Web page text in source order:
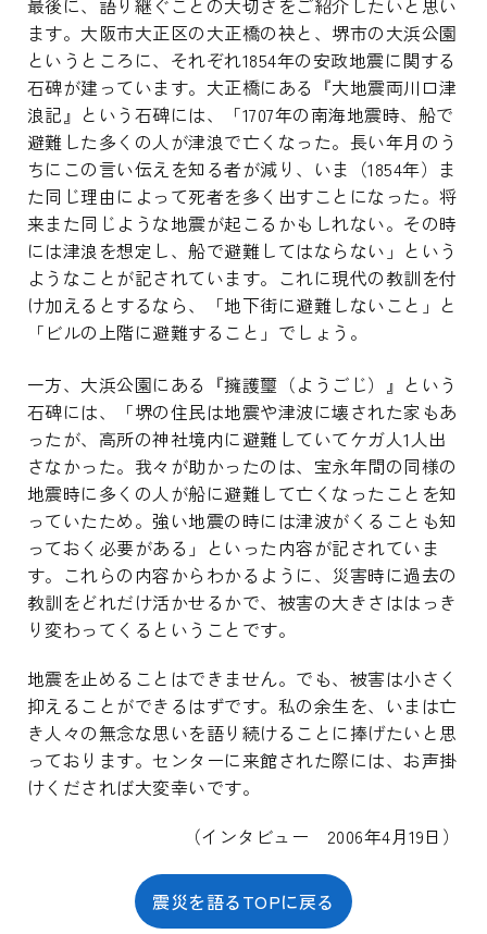
最後に、語り継ぐことの大切さをご紹介したいと思い
ます。大阪市大正区の大正橋の袂と、堺市の大浜公園
というところに、それぞれ1854年の安政地震に関する
石碑が建っています。大正橋にある『大地震両川口津
浪記』という石碑には、「1707年の南海地震時、船で
避難した多くの人が津浪で亡くなった。長い年月のう
ちにこの言い伝えを知る者が減り、いま（1854年）ま
た同じ理由によって死者を多く出すことになった。将
来また同じような地震が起こるかもしれない。その時
には津浪を想定し、船で避難してはならない」という
ようなことが記されています。これに現代の教訓を付
け加えるとするなら、「地下街に避難しないこと」と
「ビルの上階に避難すること」でしょう。
一方、大浜公園にある『擁護璽（ようごじ）』という
石碑には、「堺の住民は地震や津波に壊された家もあ
ったが、高所の神社境内に避難していてケガ人1人出
さなかった。我々が助かったのは、宝永年間の同様の
地震時に多くの人が船に避難して亡くなったことを知
っていたため。強い地震の時には津波がくることも知
っておく必要がある」といった内容が記されていま
す。これらの内容からわかるように、災害時に過去の
教訓をどれだけ活かせるかで、被害の大きさははっき
り変わってくるということです。
地震を止めることはできません。でも、被害は小さく
抑えることができるはずです。私の余生を、いまは亡
き人々の無念な思いを語り続けることに捧げたいと思
っております。センターに来館された際には、お声掛
けくだされば大変幸いです。
（インタビュー 2006年4月19日）
震災を語るTOPに戻る